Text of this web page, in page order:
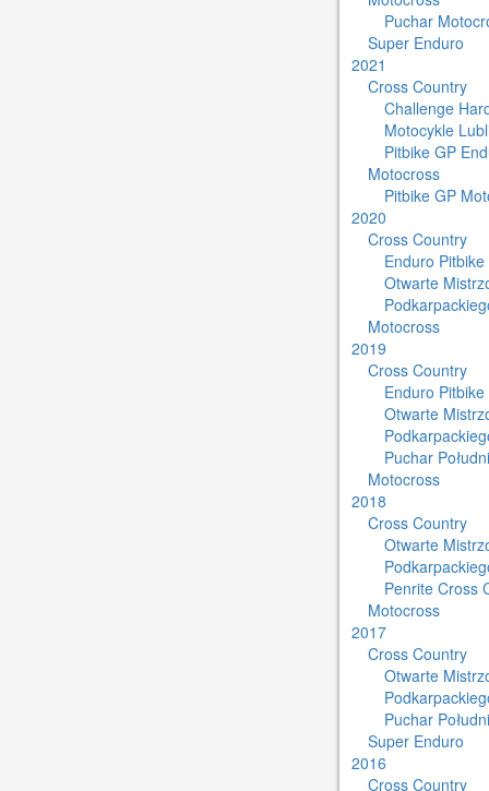
Puchar
Super Enduro
2021
Cross Country
Challenge
Motocykle
Pitbike GP
Motocross
Pitbike GP
2020
Cross Country
Enduro Pitbike
Otwarte
Motocross
2019
Cross Country
Enduro Pitbike
Otwarte
Puchar
Motocross
2018
Cross Country
Otwarte
Penrite Cross
Motocross
2017
Cross Country
Otwarte
Puchar
Super Enduro
2016
Cross Country